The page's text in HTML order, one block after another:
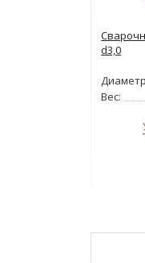
d3,0
Вес: